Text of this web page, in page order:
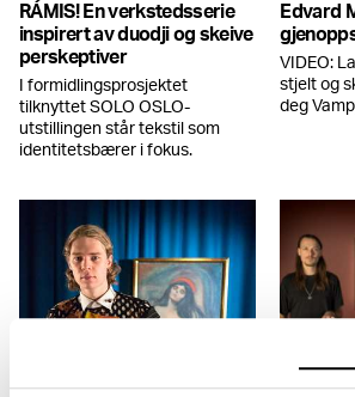
RÁMIS! En verkstedsserie
inspirert av duodji og skeive
perskeptiver
I formidlingsprosjektet
tilknyttet SOLO OSLO-
utstillingen står tekstil som
identitetsbærer i fokus.
Edvard
VIDEO:
stjelt og
deg